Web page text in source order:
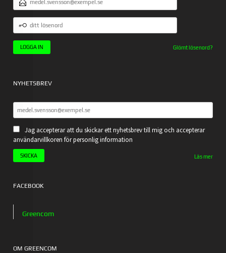
POSTADRESS
LÖSENORD
Glömt lösenord?
NYHETSBREV
Jag accepterar att du skickar ett nyhetsbrev till mig och accepterar
användarvillkoren för personlig information
Läs mer
FACEBOOK
Greencom
OM GREENCOM